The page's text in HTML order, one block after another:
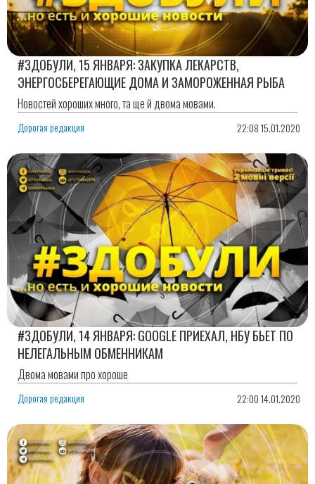
#ЗДОБУЛИ, 15 ЯНВАРЯ: ЗАКУПКА ЛЕКАРСТВ,
ЭНЕРГОСБЕРЕГАЮЩИЕ ДОМА И ЗАМОРОЖЕННАЯ РЫБА
Новостей хороших много, та ще й двома мовами.
Дорогая редакция 22:08 15.01.2020
#ЗДОБУЛИ, 14 ЯНВАРЯ: GOOGLE ПРИЕХАЛ, НБУ БЬЕТ ПО
НЕЛЕГАЛЬНЫМ ОБМЕННИКАМ
Двома мовами про хороше
Дорогая редакция 22:00 14.01.2020